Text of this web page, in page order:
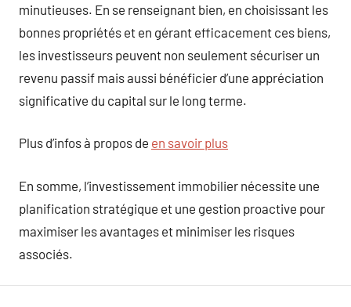
minutieuses. En se renseignant bien, en choisissant les
bonnes propriétés et en gérant efficacement ces biens,
les investisseurs peuvent non seulement sécuriser un
revenu passif mais aussi bénéficier d’une appréciation
significative du capital sur le long terme.
Plus d’infos à propos de en savoir plus
En somme, l’investissement immobilier nécessite une
planification stratégique et une gestion proactive pour
maximiser les avantages et minimiser les risques
associés.